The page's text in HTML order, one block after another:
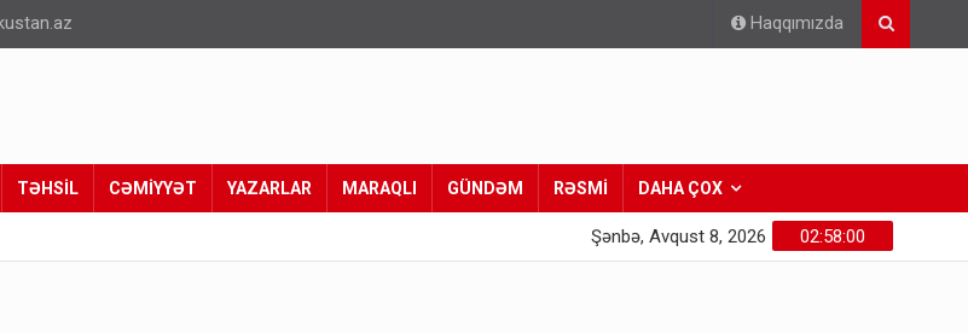
Haqqımızda
TƏHSİL CƏMİYYƏT YAZARLAR MARAQLI GÜNDƏM RƏSMİ DAHA ÇOX
02:58:02
Şənbə, Avqust 8, 2026